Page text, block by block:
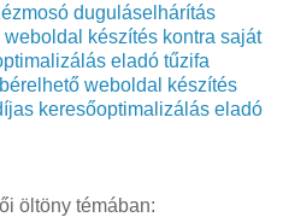
duguláselhárítás
készítés kontra saját
eladó tűzifa
weboldal készítés
keresőoptimalizálás eladó
öltöny témában: